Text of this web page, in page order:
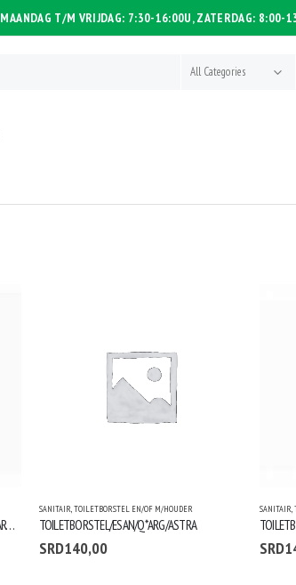
MAANDAG T/M VRIJDAG: 7:30-16:00U, ZATERDAG: 8:00-
All Categories
TOILETBORSTEL HOUDER/KBB2/ES*PR/ZWART/ASTRA
SANITAIR,TOILETBORSTEL EN/OF M/HOUDER
TOILETBORSTEL/ESAN/Q*ARG/ASTRA
SRD140,00
SANITAIR,
SRD